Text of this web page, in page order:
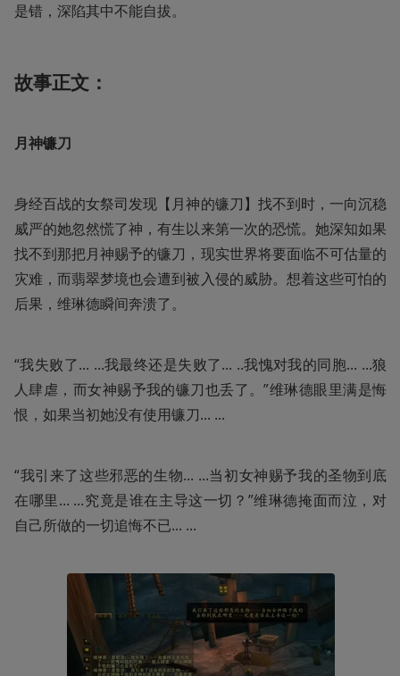
是错，深陷其中不能自拔。
故事正文：
月神镰刀
身经百战的女祭司发现【月神的镰刀】找不到时，一向沉稳
威严的她忽然慌了神，有生以来第一次的恐慌。她深知如果
找不到那把月神赐予的镰刀，现实世界将要面临不可估量的
灾难，而翡翠梦境也会遭到被入侵的威胁。想着这些可怕的
后果，维琳德瞬间奔溃了。
“我失败了... ...我最终还是失败了... ..我愧对我的同胞... ...狼
人肆虐，而女神赐予我的镰刀也丢了。”维琳德眼里满是悔
恨，如果当初她没有使用镰刀... ...
“我引来了这些邪恶的生物... ...当初女神赐予我的圣物到底
在哪里... ...究竟是谁在主导这一切？”维琳德掩面而泣，对
自己所做的一切追悔不已... ...